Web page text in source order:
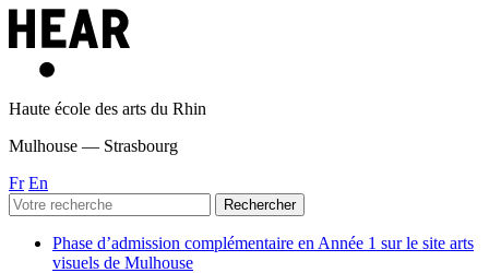
Haute école des arts du Rhin
Mulhouse — Strasbourg
Fr En
Phase d’admission complémentaire en Année 1 sur le site arts
visuels de Mulhouse